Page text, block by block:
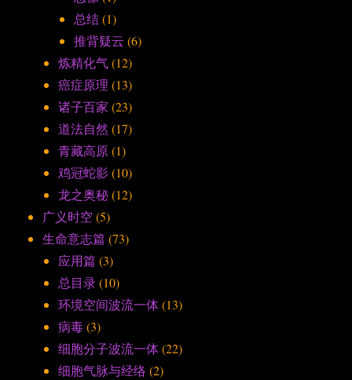
总结(1)
推背疑云 (6)
炼精化气(12)
癌症原理 (13)
诸子百家 (23)
道法自然 (17)
青藏高原(1)
鸡冠蛇影(10)
龙之奥秘(12)
广义时空 (5)
生命意志篇 (73)
应用篇 (3)
总目录(10)
环境空间波流一体(13)
病毒(3)
细胞分子波流一体(22)
细胞气脉与经络 (2)